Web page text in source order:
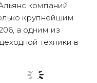
компаний
крупнейшим
а одним из
техники в